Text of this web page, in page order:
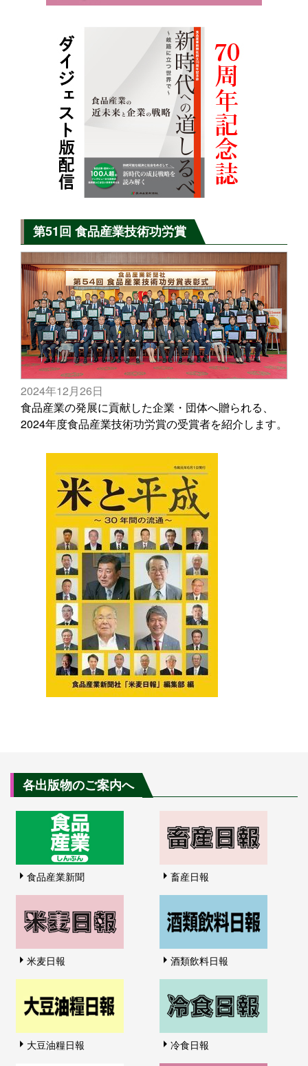
第51回 食品産業技術功労賞
2024年12月26日
食品産業の発展に貢献した企業・団体へ贈られる、
2024年度食品産業技術功労賞の受賞者を紹介します。
各出版物のご案内へ
食品産業新聞 畜産日報
米麦日報 酒類飲料日報
大豆油糧日報 冷食日報